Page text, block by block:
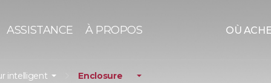
ASSISTANCE À PROPOS OÙ
intelligent Enclosure